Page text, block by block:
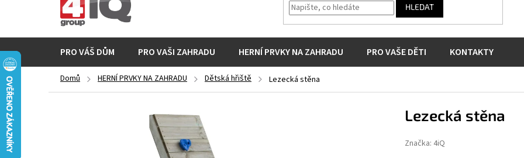
HLEDAT
PRO VÁŠ DŮM PRO VAŠI ZAHRADU HERNÍ PRVKY NA ZAHRADU PRO VAŠE DĚTI KONTAKTY
Domů HERNÍ PRVKY NA ZAHRADU Dětská hřiště Lezecká stěna
Lezecká stěna
Značka: 4iQ